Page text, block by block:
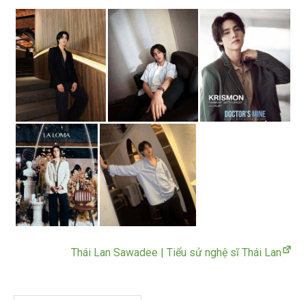
Thái Lan Sawadee | Tiểu sử nghệ sĩ Thái Lan